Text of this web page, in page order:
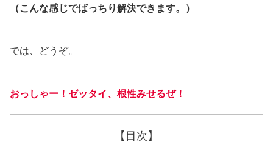
（こんな感じでばっちり解決できます。）
では、どうぞ。
おっしゃー！ゼッタイ、根性みせるぜ！
【目次】